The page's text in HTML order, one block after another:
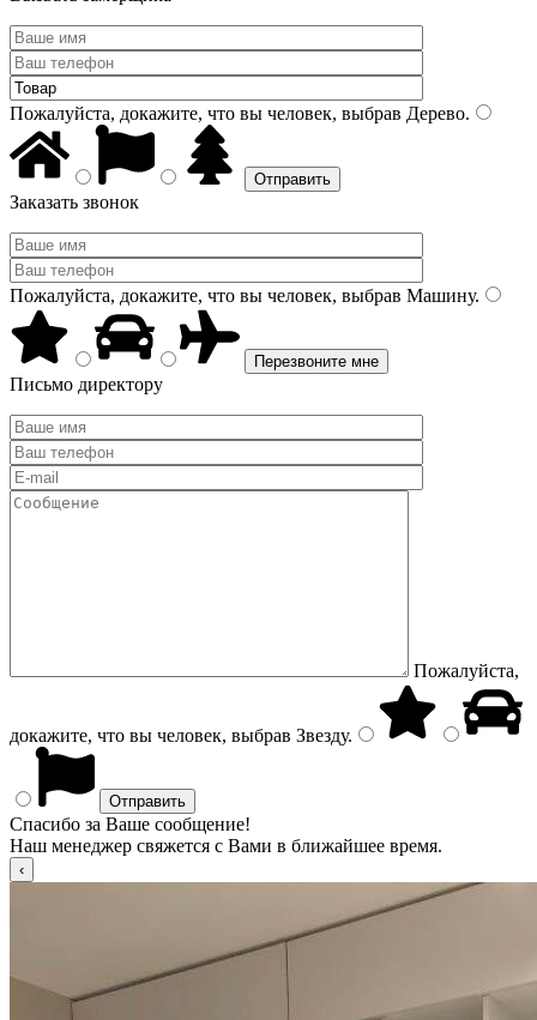
Пожалуйста, докажите, что вы человек, выбрав Дерево.
Заказать звонок
Пожалуйста, докажите, что вы человек, выбрав Машину.
Письмо директору
Пожалуйста,
докажите, что вы человек, выбрав Звезду.
Спасибо за Ваше сообщение!
Наш менеджер свяжется с Вами в ближайшее время.